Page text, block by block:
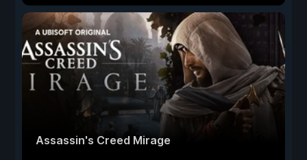
Assassin's Creed Mirage